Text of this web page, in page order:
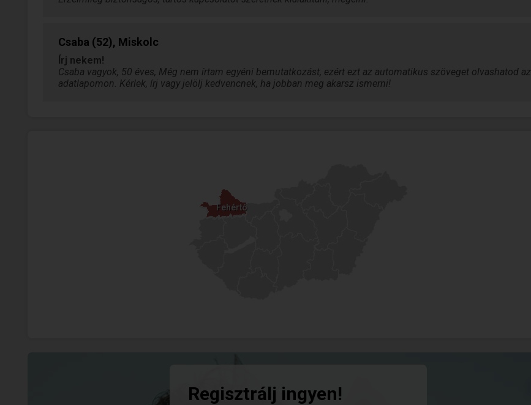
Csaba (52), Miskolc
Írj nekem!
Csaba vagyok, 50 éves, Még nem írtam egyéni bemutatkozást, ezért ezt az automatikus szöveget olvashatod az
adatlapomon. Kérlek, írj vagy jelölj kedvencnek, ha jobban meg akarsz ismerni!
Fehértó
Fehértó
Regisztrálj ingyen!